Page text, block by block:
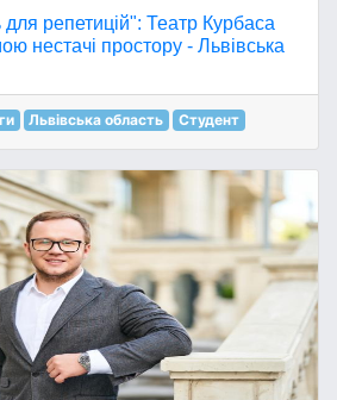
репетицій": Театр Курбаса
нестачі простору - Львівська
Львівська область Студент